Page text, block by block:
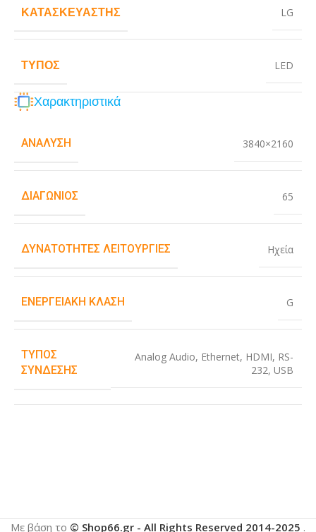
ΚΑΤΑΣΚΕΥΑΣΤΉΣ LG
ΤΎΠΟΣ LED
Χαρακτηριστικά
ΑΝΆΛΥΣΗ 3840×2160
ΔΙΑΓΏΝΙΟΣ 65
ΔΥΝΑΤΌΤΗΤΕΣ ΛΕΙΤΟΥΡΓΊΕΣ Ηχεία
ΕΝΕΡΓΕΙΑΚΉ ΚΛΆΣΗ G
ΤΎΠΟΣ
ΣΎΝΔΕΣΗΣ
Analog Audio, Ethernet, HDMI, RS-
232, USB
Με βάση το © Shop66.gr - All Rights Reserved 2014-2025 .